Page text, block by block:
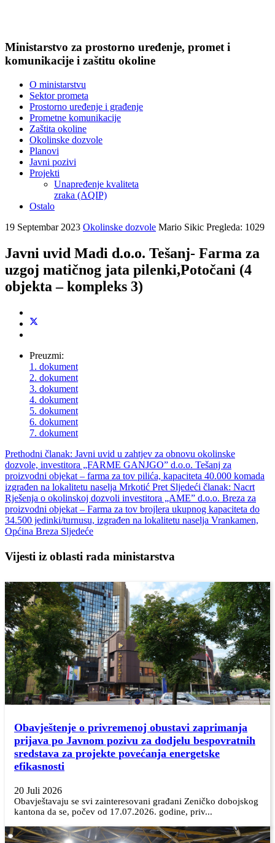
Ministarstvo za prostorno uređenje, promet i
komunikacije i zaštitu okoline
O ministarstvu
Sektor prometa
Prostorno uređenje i građenje
Prometne komunikacije
Zaštita okoline
Okolinske dozvole
Planovi
Javni pozivi
Projekti
Unapređenje kvaliteta
zraka (AQIP)
Ostalo
19 Septembar 2023 Okolinske dozvole Mario Sikic Pregleda: 1029
Javni uvid Madi d.o.o. Tešanj- Farma za
uzgoj matičnog jata pilenki,Potočani (4
objekta – kompleks 3)
Preuzmi:
1. dokument
2. dokument
3. dokument
4. dokument
5. dokument
6. dokument
7. dokument
Prethodni članak: Javni uvid u zahtjev za obnovu okolinske
dozvole, investitora „FARME GANJGO” d.o.o. Tešanj za
proizvodni objekat – farma za tov pilića, kapaciteta 40.000 komada
izgrađen na lokalitetu naselja Mrkotić Pret Sljedeći članak: Nacrt
Rješenja o okolinskoj dozvoli investitora „AME” d.o.o. Breza za
proizvodni objekat – Farma za tov brojlera ukupnog kapaciteta do
34.500 jedinki/turnusu, izgrađen na lokalitetu naselja Vrankamen,
Općina Breza Sljedeće
Vijesti iz oblasti rada ministarstva
Obavještenje o privremenoj obustavi zaprimanja
prijava po Javnom pozivu za dodjelu bespovratnih
sredstava za projekte povećanja energetske
efikasnosti
20 Juli 2026
Obavještavaju se svi zainteresovani građani Zeničko dobojskog
kantona da se, počev od 17.07.2026. godine, priv...